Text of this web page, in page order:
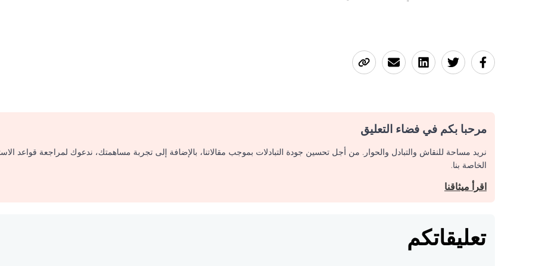
مرحبا بكم في فضاء التعليق
نريد مساحة للنقاش والتبادل والحوار. من أجل تحسين جودة التبادلات بموجب مقالاتنا، بالإضافة إلى تجربة مساهمتك، ندعوك لمراجعة قواعد
الخاصة بنا.
اقرأ ميثاقنا
تعليقاتكم